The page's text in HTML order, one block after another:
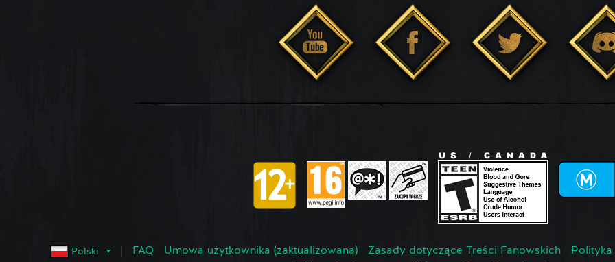
Polski FAQ Umowa użytkownika (zaktualizowana) Zasady dotyczące Treści Fanowskich